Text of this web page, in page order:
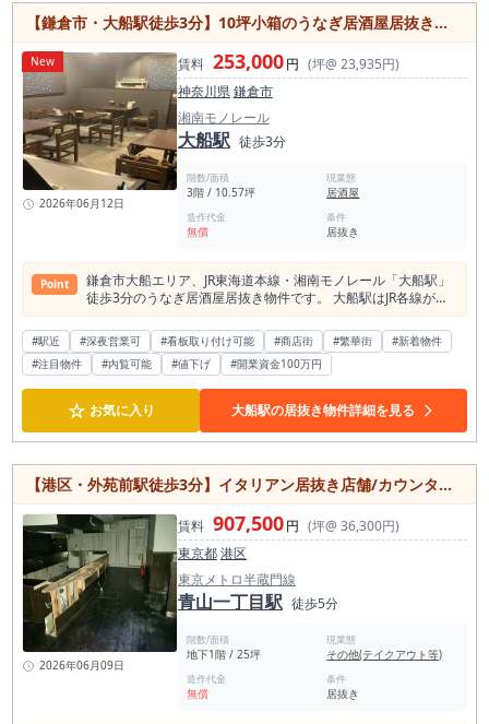
りです。 約42.65坪の面積があるため、通常の居酒屋営業だけ
でなく、宴会需要、団体利用、地域の会食需要、貸切利用など
も検討しやすい物件です。 沖縄料理居酒屋はもちろん、和食居
酒屋、海鮮居酒屋、創作料理店、大衆酒場、焼鳥店、韓国料理
店、中華料理店、定食業態など、幅広い飲食店開業で検討しや
すい居抜き物件です。 特に注目したいポイントは、業態業種制
限なし、営業時間制限なしという自由度の高さです。 行徳駅周
辺で深夜営業可能な飲食店物件を探している方にとって、夜営
業を中心とした居酒屋、二次会需要を狙う店舗、遅い時間帯ま
で営業したい飲食店など、営業計画を組み立てやすい条件で
す。ただし、インフラ容量や厨房設備、排気・給排水・ガス容
量などは、開業予定業態に合わせて事前確認が必要です。 行徳
駅半径500m圏内には飲食店が268軒、そのうち和食店が72軒
とされており、外食需要の厚いエリアです。 一方で飲食店数が
理、海鮮、郷土料理、宴会対応、深夜営業、地域密着型の常連
利用など、明確な店舗コンセプトを持つことで差別化しやすく
なります。42.65坪の広さを活かし、客席数・宴会対応・貸切
込396,000円、坪単価は約9,284円。行徳駅徒歩3分の駅近立地
で、40坪～の飲食店居抜き物件としては、面積に対する賃料バ
ランスを見ながら検討しやすい物件です。 保証金は5ヶ月、造
作譲渡金は相談となっており、既存内装や厨房設備を活用でき
る場合は、スケルトンからの出店と比較して開業コストや工事
期間を抑えた出店計画を立てやすくなります。 市川市で飲食店
居抜き物件をお探しの方、行徳駅周辺で居酒屋開業を検討して
いる方、駅近で深夜営業可能な飲食店物件を探している方に
は、ぜひ一度ご確認いただきたい物件です。行徳駅徒歩3分、
42.65坪、営業時間制限なし、業態制限なしという条件が揃っ
た、居酒屋・和食店・沖縄料理店・宴会対応店舗に検討しやす
い居抜き物件です。少しでも気になる方は、お早めにお問い合
わせください。
【鎌倉市・大船駅徒歩3分】10坪小箱のうなぎ居酒屋居抜き物件／和食店にもおすすめの内装美麗店舗【初期費用100万円以下】
New
2026年06月12日
賃料 253,000円 (坪@ 23,935円)
神奈川県鎌倉市
湘南モノレール
大船駅 徒歩3分
階数/面積
3階 / 10.57坪
現業態
居酒屋
造作代金
無償
条件
居抜き
Point
鎌倉市大船エリア、JR東海道本線・湘南モノレール「大船駅」
徒歩3分のうなぎ居酒屋居抜き物件です。 大船駅はJR各線が利
用できる神奈川県内でも有数のターミナル駅で、通勤・通学利
用者、周辺住民、買い物客、飲食利用客が集まりやすい商業性
の高いエリアです。 駅徒歩3分という立地は、駅近で飲食店を
探している方にとって訴求しやすく、既存顧客の取り込みだけ
でなく、新規来店のきっかけも作りやすいポジションです。 本
物件は、約10.57坪の小箱店舗です。 大箱店舗と比べて人件費
や食材ロスを抑えやすく、少人数オペレーションを前提とした
開業にも検討しやすいサイズ感です。 客席全体を見渡しやすい
店、和食店、小料理店、居酒屋、割烹風の業態など、落ち着い
た雰囲気を活かした飲食店におすすめです。 内装は、和食・居
酒屋系の業態と相性の良い落ち着いた雰囲気が残っています。
派手な造作ではなく、テーブル席を中心としたシンプルで使い
やすいレイアウトのため、既存の内装を活かしながら業態変更
を検討しやすい点も魅力です。 写真からも、清潔感のある客
席、落ち着いた色調の内装、和食系店舗として使いやすい空間
構成が確認できます。 うなぎ業態はもちろん、定食、海鮮、焼
鳥、小料理、蕎麦前、和酒を扱う居酒屋などにも相性が良い物
件です。 大船駅周辺は、半径500m圏内に飲食店が547軒、そ
のうち居酒屋が145軒集積している飲食需要の厚いエリアで
す。 飲食店が多いエリアは競合がある一方で、外食目的で人が
集まりやすく、飲食利用の導線が形成されていることが強みで
す。 特に大船は、鎌倉方面・藤沢方面・横浜方面へのアクセス
#駅近 #深夜営業可 #看板取り付け可能 #商店街 #繁華街
#新着物件
#注目物件
#内覧可能 #値下げ #開業資金100万円
☆ お気に入り 大船駅の居抜き物件詳細を見る
【港区・外苑前駅徒歩3分】イタリアン居抜き店舗/カウンター・ダクト残置あり/南青山の隠れ家レストランに/専用階段付き地下店舗
2026年06月09日
賃料 907,500円 (坪@ 36,300円)
東京都港区
東京メトロ半蔵門線
青山一丁目駅 徒歩5分
階数/面積
地下1階 / 25坪
現業態
その他(テイクアウト等)
造作代金
無償
条件
居抜き